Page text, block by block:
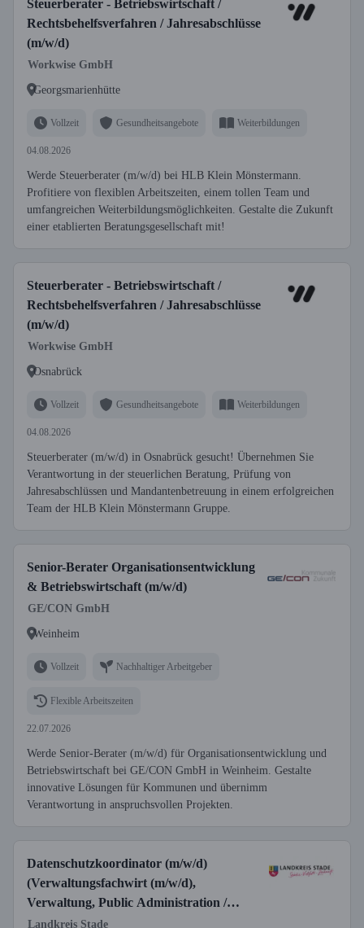
Steuerberater - Betriebswirtschaft /
Rechtsbehelfsverfahren / Jahresabschlüsse
(m/w/d)
Workwise GmbH
Georgsmarienhütte
Vollzeit Gesundheitsangebote Weiterbildungen
04.08.2026
Werde Steuerberater (m/w/d) bei HLB Klein Mönstermann.
Profitiere von flexiblen Arbeitszeiten, einem tollen Team und
umfangreichen Weiterbildungsmöglichkeiten. Gestalte die Zukunft
einer etablierten Beratungsgesellschaft mit!
Steuerberater - Betriebswirtschaft /
Rechtsbehelfsverfahren / Jahresabschlüsse
(m/w/d)
Workwise GmbH
Osnabrück
Vollzeit Gesundheitsangebote Weiterbildungen
04.08.2026
Steuerberater (m/w/d) in Osnabrück gesucht! Übernehmen Sie
Verantwortung in der steuerlichen Beratung, Prüfung von
Jahresabschlüssen und Mandantenbetreuung in einem erfolgreichen
Team der HLB Klein Mönstermann Gruppe.
Senior-Berater Organisationsentwicklung
& Betriebswirtschaft (m/w/d)
GE/CON GmbH
Weinheim
Vollzeit Nachhaltiger Arbeitgeber
Flexible Arbeitszeiten
22.07.2026
Werde Senior-Berater (m/w/d) für Organisationsentwicklung und
Betriebswirtschaft bei GE/CON GmbH in Weinheim. Gestalte
innovative Lösungen für Kommunen und übernimm
Verantwortung in anspruchsvollen Projekten.
Datenschutzkoordinator (m/w/d)
(Verwaltungsfachwirt (m/w/d),
Verwaltung, Public Administration /
Management,
Landkreis Stade